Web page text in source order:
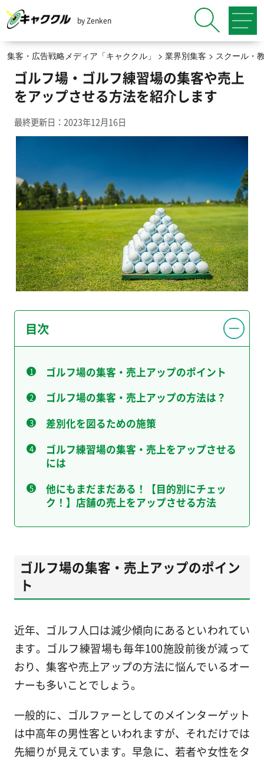
by Zenken
集客・広告戦略メディア「キャククル」 > 業界別集客 > スクール・
ゴルフ場・ゴルフ練習場の集客や売上
をアップさせる方法を紹介します
最終更新日：2023年12月16日
目次
ゴルフ場の集客・売上アップのポイント
ゴルフ場の集客・売上アップの方法は？
差別化を図るための施策
ゴルフ練習場の集客・売上をアップさせる
には
他にもまだまだある！【目的別にチェッ
ク！】店舗の売上をアップさせる方法
ゴルフ場の集客・売上アップのポイン
ト
近年、 ゴルフ人口は減少傾向にあるといわれてい
ます。ゴルフ練習場も毎年100施設前後が減って
おり、集客や売上アップの方法に悩んでいるオー
ナーも多いことでしょう。
一般的に、ゴルファーとしてのメインターゲット
は中高年の男性客といわれますが、それだけでは
先細りが見えています。早急に、若者や女性をタ